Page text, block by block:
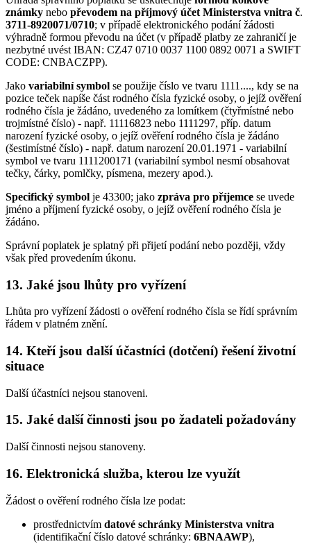
známky nebo převodem na příjmový účet Ministerstva vnitra č.
3711-8920071/0710; v případě elektronického podání žádosti
výhradně formou převodu na účet (v případě platby ze zahraničí je
nezbytné uvést IBAN: CZ47 0710 0037 1100 0892 0071 a SWIFT
CODE: CNBACZPP).
Jako variabilní symbol se použije číslo ve tvaru 1111...., kdy se na
pozice teček napíše část rodného čísla fyzické osoby, o jejíž ověření
rodného čísla je žádáno, uvedeného za lomítkem (čtyřmístné nebo
trojmístné číslo) - např. 11116823 nebo 1111297, příp. datum
narození fyzické osoby, o jejíž ověření rodného čísla je žádáno
(šestimístné číslo) - např. datum narození 20.01.1971 - variabilní
symbol ve tvaru 1111200171 (variabilní symbol nesmí obsahovat
tečky, čárky, pomlčky, písmena, mezery apod.).
Specifický symbol je 43300; jako zpráva pro příjemce se uvede
jméno a příjmení fyzické osoby, o jejíž ověření rodného čísla je
žádáno.
Správní poplatek je splatný při přijetí podání nebo později, vždy
však před provedením úkonu.
13. Jaké jsou lhůty pro vyřízení
Lhůta pro vyřízení žádosti o ověření rodného čísla se řídí správním
řádem v platném znění.
14. Kteří jsou další účastníci (dotčení) řešení životní
situace
Další účastníci nejsou stanoveni.
15. Jaké další činnosti jsou po žadateli požadovány
Další činnosti nejsou stanoveny.
16. Elektronická služba, kterou lze využít
Žádost o ověření rodného čísla lze podat:
prostřednictvím datové schránky Ministerstva vnitra
(identifikační číslo datové schránky: 6BNAAWP),